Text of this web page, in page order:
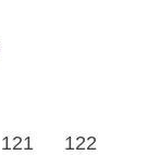
121
122